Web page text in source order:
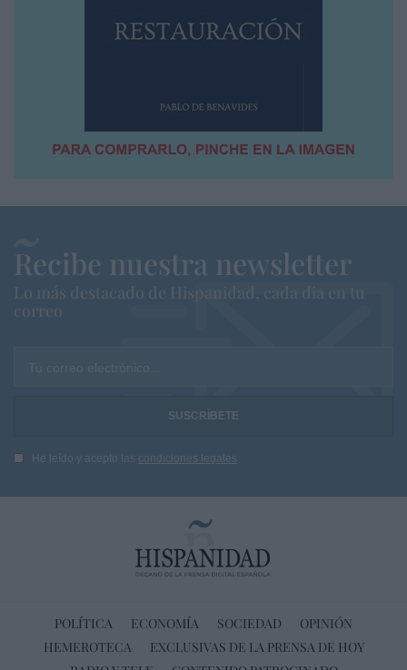
Recibe nuestra newsletter
Lo más destacado de Hispanidad, cada dia en tu
correo
Tu correo electrónico...
He leído y acepto las condiciones legales
POLÍTICA ECONOMÍA SOCIEDAD
OPINIÓN
HEMEROTECA
EXCLUSIVAS DE LA PRENSA DE HOY